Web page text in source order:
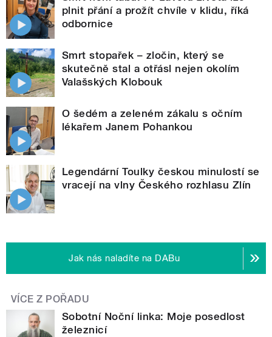
plnit přání a prožít chvíle v klidu, říká
odbornice
Smrt stopařek – zločin, který se
skutečně stal a otřásl nejen okolím
Valašských Klobouk
O šedém a zeleném zákalu s očním
lékařem Janem Pohankou
Legendární Toulky českou minulostí se
vracejí na vlny Českého rozhlasu Zlín
Jak nás naladíte na DABu
VÍCE Z POŘADU
Sobotní Noční linka: Moje posedlost
železnicí